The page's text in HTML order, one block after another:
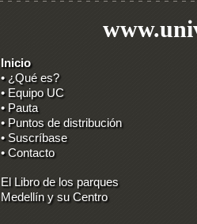
Inicio
• ¿Qué es?
• Equipo UC
• Pauta
• Puntos de distribución
• Suscríbase
• Contacto
El Libro de los parques
Medellín y su Centro